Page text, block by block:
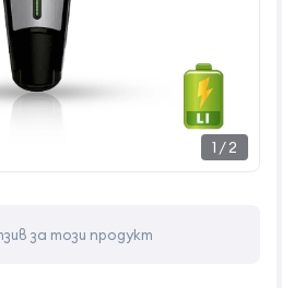
1 /2
за този продукт